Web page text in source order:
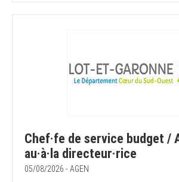
Chef·fe de service budget /
au·à·la directeur·rice
05/08/2026 - AGEN